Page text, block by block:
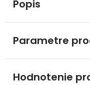
Popis
Parametre
Hodnotenie